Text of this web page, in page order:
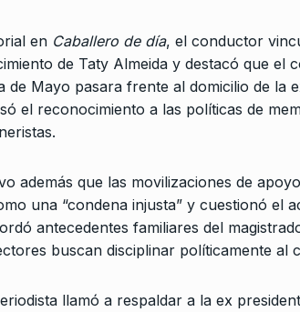
en Caballero de día, el conductor
de Taty Almeida y destacó que el
de Mayo pasara frente al domicilio de la
el reconocimiento a las políticas de
además que las movilizaciones de
una “condena injusta” y cuestionó el
antecedentes familiares del
buscan disciplinar políticamente al
llamó a respaldar a la ex
7
fenómeno Milei está muy
inflado»
ALERTA! 19 De Abril De 2023